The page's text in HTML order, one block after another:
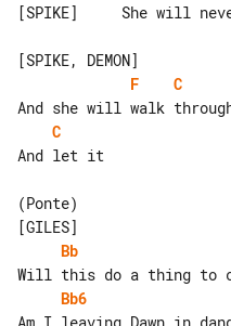
[SPIKE]     She will
F
C
C
And let it
(Ponte)
Bb
Bb6